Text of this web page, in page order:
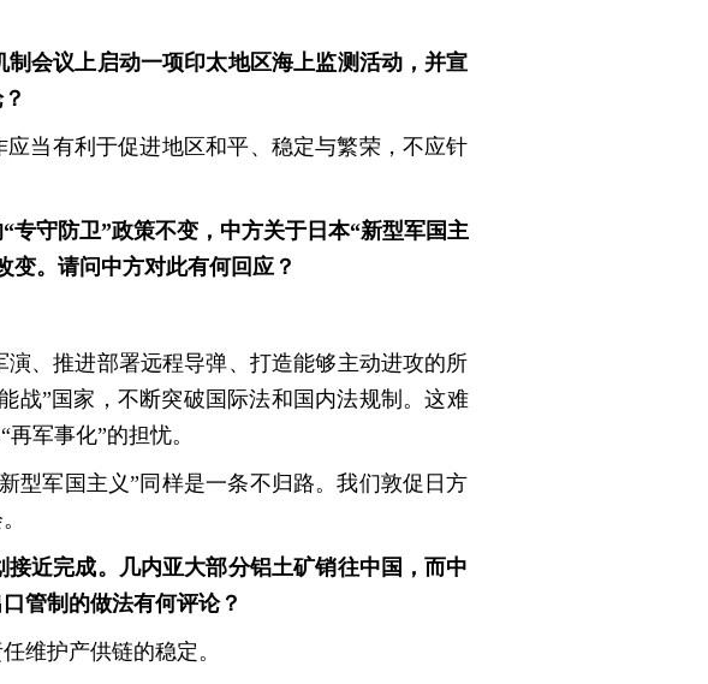
会议上启动一项印太地区海上监测活动，并宣
当有利于促进地区和平、稳定与繁荣，不应针
专守防卫”政策不变，中方关于日本“新型军国主
变。请问中方对此有何回应？
、推进部署远程导弹、打造能够主动进攻的所
战”国家，不断突破国际法和国内法规制。这难
军事化”的担忧。
型军国主义”同样是一条不归路。我们敦促日方
近完成。几内亚大部分铝土矿销往中国，而中
管制的做法有何评论？
维护产供链的稳定。